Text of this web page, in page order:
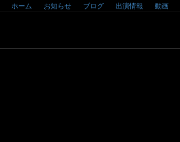
ホーム お知らせ ブログ 出演情報 動画